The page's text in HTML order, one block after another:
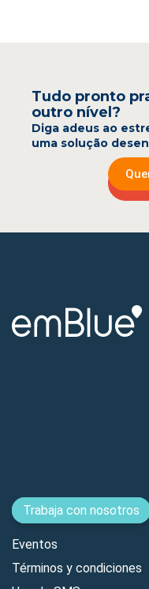
Tudo pronto
outro nível?
Diga adeus ao
uma solução
Trabaja con nosotros
Eventos
Términos y condiciones